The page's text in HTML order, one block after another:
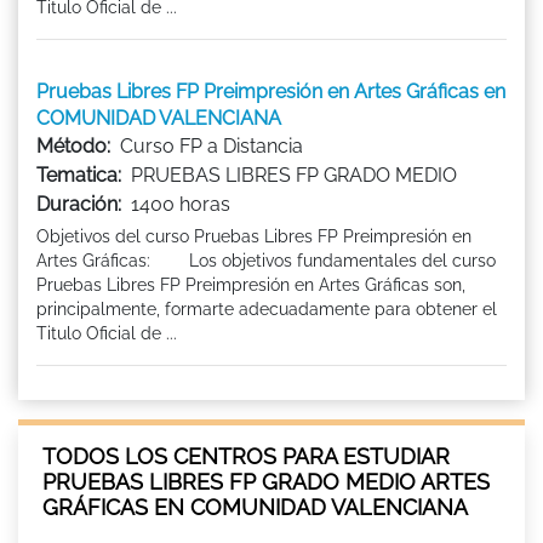
Titulo Oficial de ...
Pruebas Libres FP Preimpresión en Artes Gráficas en
COMUNIDAD VALENCIANA
Método: Curso FP a Distancia
Tematica: PRUEBAS LIBRES FP GRADO MEDIO
Duración: 1400 horas
Objetivos del curso Pruebas Libres FP Preimpresión en
Artes Gráficas: Los objetivos fundamentales del curso
Pruebas Libres FP Preimpresión en Artes Gráficas son,
principalmente, formarte adecuadamente para obtener el
Titulo Oficial de ...
TODOS LOS CENTROS PARA ESTUDIAR
PRUEBAS LIBRES FP GRADO MEDIO ARTES
GRÁFICAS EN COMUNIDAD VALENCIANA